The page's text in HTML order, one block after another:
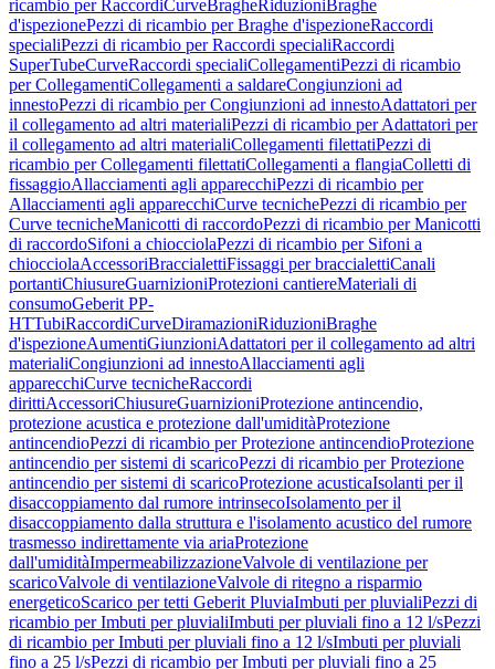
ricambio per RaccordiCurveBragheRiduzioniBraghe
d'ispezionePezzi di ricambio per Braghe d'ispezioneRaccordi
specialiPezzi di ricambio per Raccordi specialiRaccordi
SuperTubeCurveRaccordi specialiCollegamentiPezzi di ricambio
per CollegamentiCollegamenti a saldareCongiunzioni ad
innestoPezzi di ricambio per Congiunzioni ad innestoAdattatori per
il collegamento ad altri materialiPezzi di ricambio per Adattatori per
il collegamento ad altri materialiCollegamenti filettatiPezzi di
ricambio per Collegamenti filettatiCollegamenti a flangiaColletti di
fissaggioAllacciamenti agli apparecchiPezzi di ricambio per
Allacciamenti agli apparecchiCurve tecnichePezzi di ricambio per
Curve tecnicheManicotti di raccordoPezzi di ricambio per Manicotti
di raccordoSifoni a chiocciolaPezzi di ricambio per Sifoni a
chiocciolaAccessoriBraccialettiFissaggi per braccialettiCanali
portantiChiusureGuarnizioniProtezioni cantiereMateriali di
consumoGeberit PP-
HTTubiRaccordiCurveDiramazioniRiduzioniBraghe
d'ispezioneAumentiGiunzioniAdattatori per il collegamento ad altri
materialiCongiunzioni ad innestoAllacciamenti agli
apparecchiCurve tecnicheRaccordi
dirittiAccessoriChiusureGuarnizioniProtezione antincendio,
protezione acustica e protezione dall'umiditàProtezione
antincendioPezzi di ricambio per Protezione antincendioProtezione
antincendio per sistemi di scaricoPezzi di ricambio per Protezione
antincendio per sistemi di scaricoProtezione acusticaIsolanti per il
disaccoppiamento dal rumore intrinsecoIsolamento per il
disaccoppiamento dalla struttura e l'isolamento acustico del rumore
trasmesso indirettamente via ariaProtezione
dall'umiditàImpermeabilizzazioneValvole di ventilazione per
scaricoValvole di ventilazioneValvole di ritegno a risparmio
energeticoScarico per tetti Geberit PluviaImbuti per pluvialiPezzi di
ricambio per Imbuti per pluvialiImbuti per pluviali fino a 12 l/sPezzi
di ricambio per Imbuti per pluviali fino a 12 l/sImbuti per pluviali
fino a 25 l/sPezzi di ricambio per Imbuti per pluviali fino a 25